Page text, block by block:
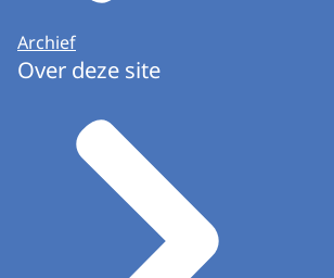
Archief
Over deze site